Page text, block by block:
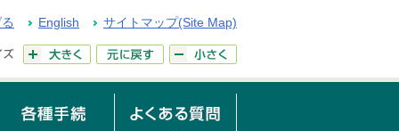
English サイトマップ(Site Map)